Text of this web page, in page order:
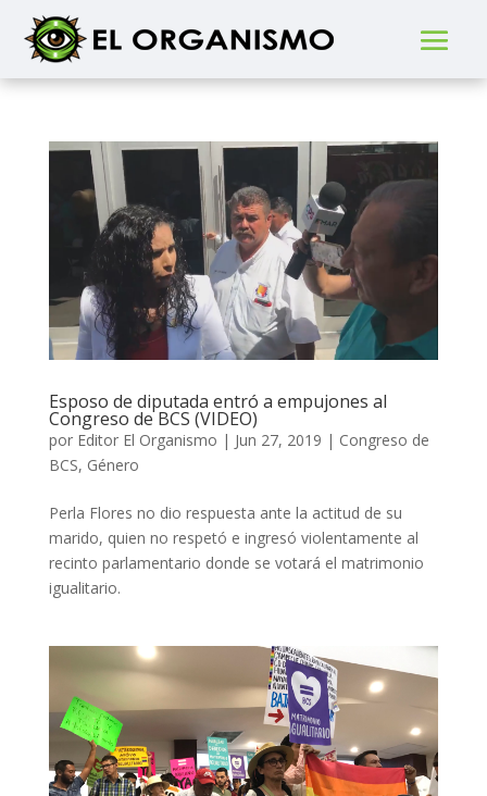
Esposo de diputada entró a empujones al
Congreso de BCS (VIDEO)
por Editor El Organismo | Jun 27, 2019 | Congreso de
BCS, Género
Perla Flores no dio respuesta ante la actitud de su
marido, quien no respetó e ingresó violentamente al
recinto parlamentario donde se votará el matrimonio
igualitario.